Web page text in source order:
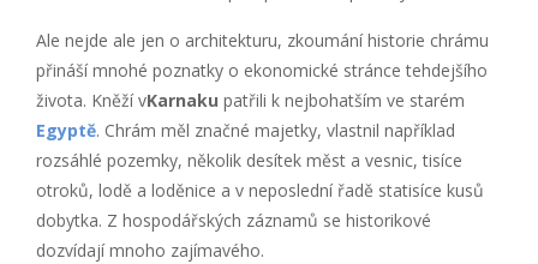
Ale nejde ale jen o architekturu, zkoumání historie chrámu
přináší mnohé poznatky o ekonomické stránce tehdejšího
života. Kněží vKarnaku patřili k nejbohatším ve starém
Egyptě. Chrám měl značné majetky, vlastnil například
rozsáhlé pozemky, několik desítek měst a vesnic, tisíce
otroků, lodě a loděnice a v neposlední řadě statisíce kusů
dobytka. Z hospodářských záznamů se historikové
dozvídají mnoho zajímavého.